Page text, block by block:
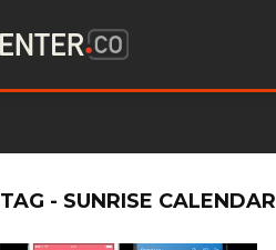
TAG - SUNRISE CALENDAR